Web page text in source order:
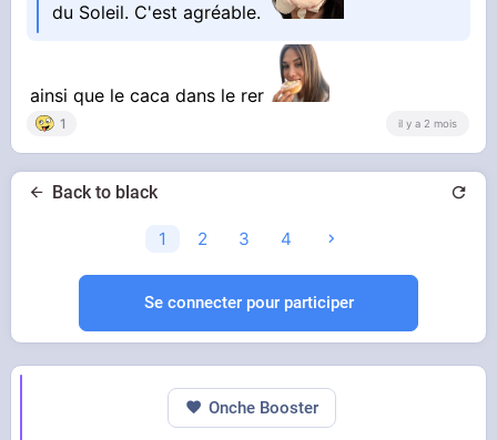
du Soleil. C'est agréable.
ainsi que le caca dans le rer
1 il y a 2 mois
Back to black
1 2 3 4
Se connecter pour participer
Onche Booster